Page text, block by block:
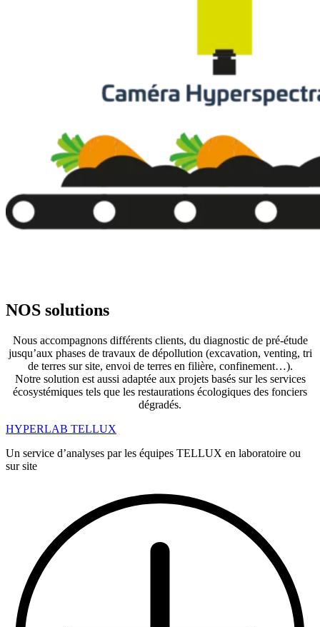
NOS solutions
Nous accompagnons différents clients, du diagnostic de pré-étude
jusqu’aux phases de travaux de dépollution (excavation, venting, tri
de terres sur site, envoi de terres en filière, confinement…).
Notre solution est aussi adaptée aux projets basés sur les services
écosystémiques tels que les restaurations écologiques des fonciers
dégradés.
HYPERLAB TELLUX
Un service d’analyses par les équipes TELLUX en laboratoire ou
sur site